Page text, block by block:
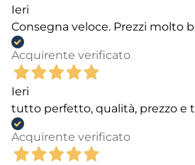
Ieri
Consegna veloce. Prezzi molto
Acquirente verificato
Ieri
tutto perfetto, qualità, prezzo e
Acquirente verificato